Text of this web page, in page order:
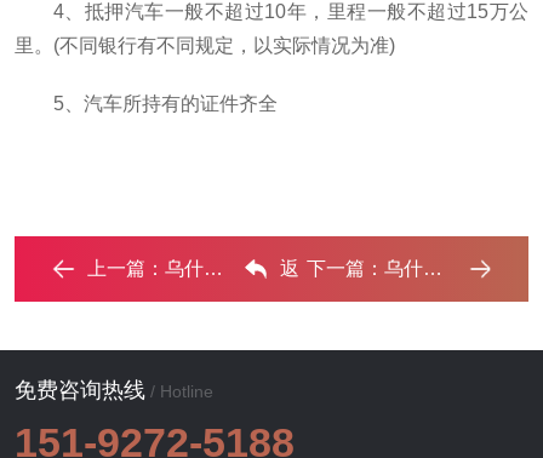
4、抵押汽车一般不超过10年，里程一般不超过15万公
里。(不同银行有不同规定，以实际情况为准)
5、汽车所持有的证件齐全
上一篇： 乌什车辆抵押贷款全攻略：不押车、无征信要求的申请流 ...‌ 返 下一篇：乌什车辆抵押贷款哪些品牌的车能抵押更多钱？ ...‌
免费咨询热线 / Hotline
151-9272-5188